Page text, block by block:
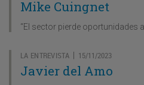
Mike Cuingnet
“El sector pierde oportunidades
LA ENTREVISTA| 15/11/2023
Javier del Amo